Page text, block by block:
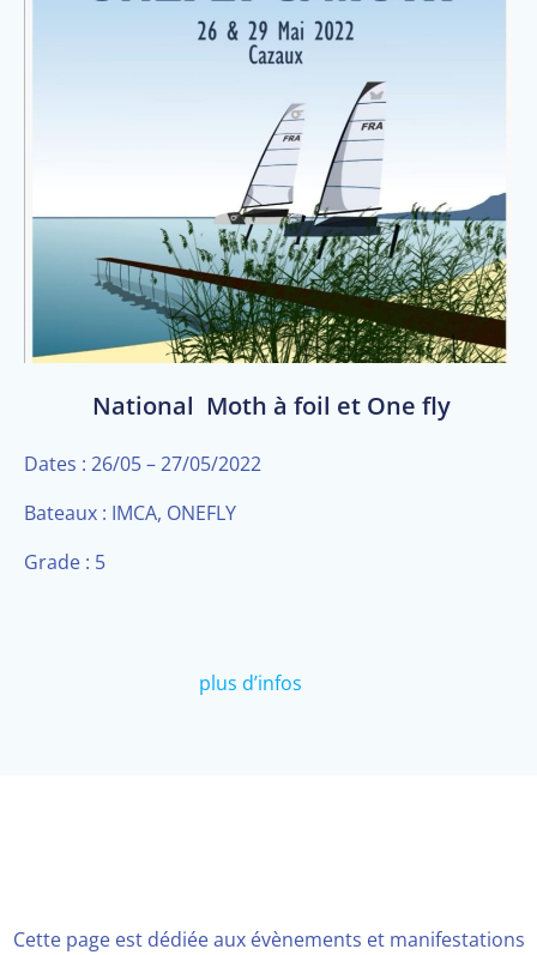
National Moth à foil et One fly
Dates : 26/05 – 27/05/2022
Bateaux : IMCA, ONEFLY
Grade : 5
plus d’infos
Cette page est dédiée aux évènements et manifestations